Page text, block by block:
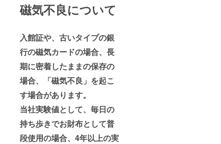
磁気不良について
入館証や、古いタイプの銀
行の磁気カードの場合、長
期に密着したままの保存の
場合、「磁気不良」を起こ
す場合があります。
当社実験値として、毎日の
持ち歩きでお財布として普
段使用の場合、4年以上の実